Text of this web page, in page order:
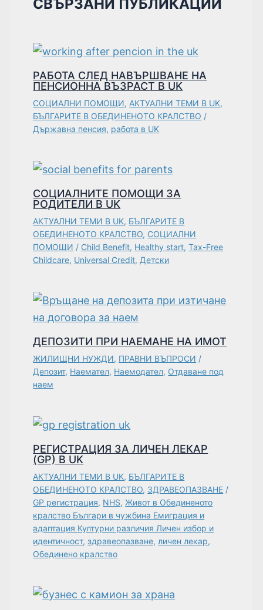
СВЪРЗАНИ ПУБЛИКАЦИИ
РАБОТА СЛЕД НАВЪРШВАНЕ НА
ПЕНСИОННА ВЪЗРАСТ В UK
СОЦИАЛНИ ПОМОЩИ, АКТУАЛНИ ТЕМИ В UK,
БЪЛГАРИТЕ В ОБЕДИНЕНОТО КРАЛСТВО /
Държавна пенсия, работа в UK
СОЦИАЛНИТЕ ПОМОЩИ ЗА
РОДИТЕЛИ В UK
АКТУАЛНИ ТЕМИ В UK, БЪЛГАРИТЕ В
ОБЕДИНЕНОТО КРАЛСТВО, СОЦИАЛНИ
ПОМОЩИ / Child Benefit, Healthy start,Tax-Free
Childcare, Universal Credit, Детски
ДЕПОЗИТИ ПРИ НАЕМАНЕ НА ИМОТ
ЖИЛИЩНИ НУЖДИ, ПРАВНИ ВЪПРОСИ /
Депозит, Наемател, Наемодател, Отдаване под
наем
РЕГИСТРАЦИЯ ЗА ЛИЧЕН ЛЕКАР
(GP) В UK
АКТУАЛНИ ТЕМИ В UK, БЪЛГАРИТЕ В
ОБЕДИНЕНОТО КРАЛСТВО, ЗДРАВЕОПАЗВАНЕ /
GP регистрация, NHS, Живот в Обединеното
кралство Българи в чужбина Емиграция и
адаптация Културни различия Личен избор и
идентичност,здравеопазване, личен лекар,
Обединено кралство